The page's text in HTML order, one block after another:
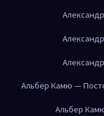
Альбер Камю —
Альбер